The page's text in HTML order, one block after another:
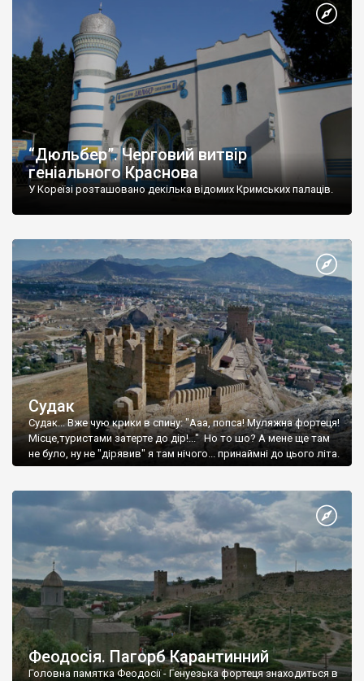
“Дюльбер”. Черговий витвір
геніального Краснова
У Кореїзі розташовано декілька відомих Кримських палаців.
Судак
Судак... Вже чую крики в спину: "Ааа, попса! Муляжна фортеця!
Місце,туристами затерте до дір!..." Но то шо? А мене ще там
не було, ну не "дірявив" я там нічого... принаймні до цього літа.
Феодосія. Пагорб Карантинний
Головна памятка Феодосії - Генуезька фортеця знаходиться в